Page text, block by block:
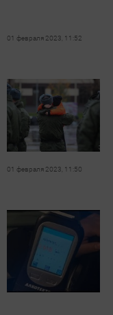
01 февраля 2023, 11:52
01 февраля 2023, 11:50